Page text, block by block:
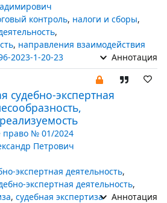
контроль, налоги и сборы,
,
, направления взаимодействия
2023-1-20-23 Аннотация
судебно-экспертная
право № 01/2024
Петрович
экспертная деятельность,
экспертная деятельность,
, судебная экспертиза Аннотация